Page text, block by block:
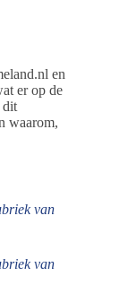
en
er op de
dit
waarom,
van
van